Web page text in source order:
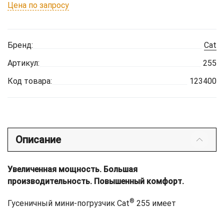
Цена по запросу
Бренд:
Cat
Артикул:
255
Код товара:
123400
Описание
Увеличенная мощность. Большая
производительность. Повышенный комфорт.
Гусеничный мини-погрузчик Cat® 255 имеет